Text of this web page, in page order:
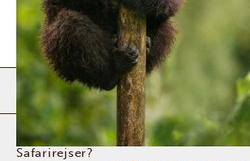
Er det sikkert at rejse til Uganda?
Hvad kan jeg forvente af en safari
Safarirejser?